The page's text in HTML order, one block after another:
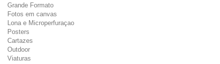
Grande Formato
Fotos em canvas
Lona e Microperfuraçao
Posters
Cartazes
Outdoor
Viaturas